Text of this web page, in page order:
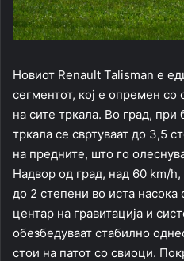
Новиот Renault Talisman е
сегментот, кој е опремен
на сите тркала. Во град, при
тркала се свртуваат до 3,5
на предните, што го
Надвор од град, над 60 km/h,
до 2 степени во иста
центар на гравитација и
обезбедуваат стабилно
стои на патот со свиоци.